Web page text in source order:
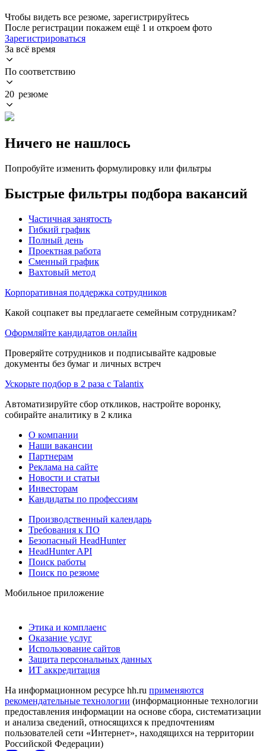
Чтобы видеть все резюме, зарегистрируйтесь
После регистрации покажем ещё 1 и откроем фото
Зарегистрироваться
За всё время
По соответствию
20 резюме
Ничего не нашлось
Попробуйте изменить формулировку или фильтры
Быстрые фильтры подбора вакансий
Частичная занятость
Гибкий график
Полный день
Проектная работа
Сменный график
Вахтовый метод
Корпоративная поддержка сотрудников
Какой соцпакет вы предлагаете семейным сотрудникам?
Оформляйте кандидатов онлайн
Проверяйте сотрудников и подписывайте кадровые
документы без бумаг и личных встреч
Ускорьте подбор в 2 раза с Talantix
Автоматизируйте сбор откликов, настройте воронку,
собирайте аналитику в 2 клика
О компании
Наши вакансии
Партнерам
Реклама на сайте
Новости и статьи
Инвесторам
Кандидаты по профессиям
Производственный календарь
Требования к ПО
Безопасный HeadHunter
HeadHunter API
Поиск работы
Поиск по резюме
Мобильное приложение
Этика и комплаенс
Оказание услуг
Использование сайтов
Защита персональных данных
ИТ аккредитация
На информационном ресурсе hh.ru применяются
рекомендательные технологии (информационные технологии
предоставления информации на основе сбора, систематизации
и анализа сведений, относящихся к предпочтениям
пользователей сети «Интернет», находящихся на территории
Российской Федерации)